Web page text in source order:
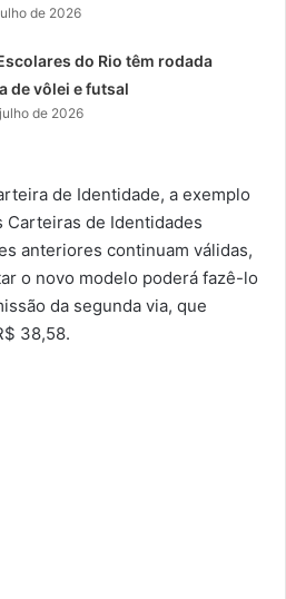
de 2026
do Rio têm rodada
de vôlei e futsal
de 2026
de Identidade, a exemplo
Carteiras de Identidades
anteriores continuam válidas,
o novo modelo poderá fazê-lo
da segunda via, que
38,58.